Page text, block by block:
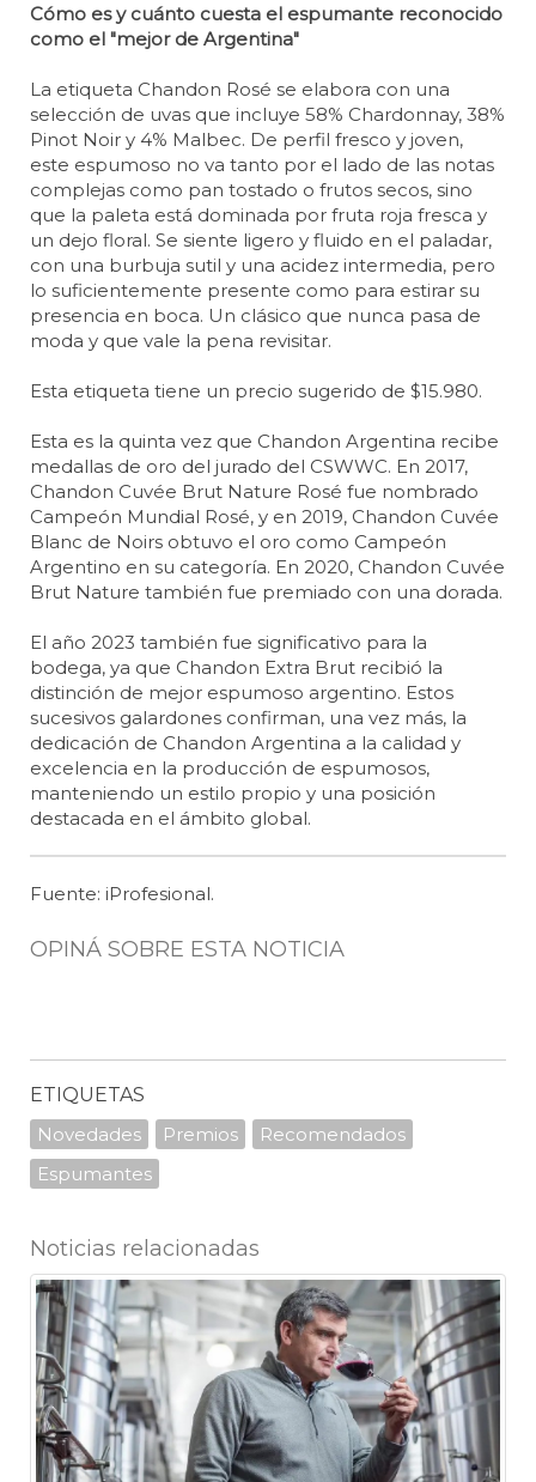
Cómo es y cuánto cuesta el espumante reconocido
como el "mejor de Argentina"
La etiqueta Chandon Rosé se elabora con una
selección de uvas que incluye 58% Chardonnay, 38%
Pinot Noir y 4% Malbec. De perfil fresco y joven,
este espumoso no va tanto por el lado de las notas
complejas como pan tostado o frutos secos, sino
que la paleta está dominada por fruta roja fresca y
un dejo floral. Se siente ligero y fluido en el paladar,
con una burbuja sutil y una acidez intermedia, pero
lo suficientemente presente como para estirar su
presencia en boca. Un clásico que nunca pasa de
moda y que vale la pena revisitar.
Esta etiqueta tiene un precio sugerido de $15.980.
Esta es la quinta vez que Chandon Argentina recibe
medallas de oro del jurado del CSWWC. En 2017,
Chandon Cuvée Brut Nature Rosé fue nombrado
Campeón Mundial Rosé, y en 2019, Chandon Cuvée
Blanc de Noirs obtuvo el oro como Campeón
Argentino en su categoría. En 2020, Chandon Cuvée
Brut Nature también fue premiado con una dorada.
El año 2023 también fue significativo para la
bodega, ya que Chandon Extra Brut recibió la
distinción de mejor espumoso argentino. Estos
sucesivos galardones confirman, una vez más, la
dedicación de Chandon Argentina a la calidad y
excelencia en la producción de espumosos,
manteniendo un estilo propio y una posición
destacada en el ámbito global.
Fuente: iProfesional.
OPINÁ SOBRE ESTA NOTICIA
ETIQUETAS
Novedades
Premios
Recomendados
Espumantes
Noticias relacionadas